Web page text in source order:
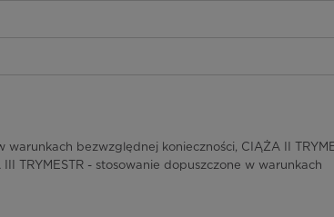
warunkach bezwzględnej konieczności, CIĄŻA II
TRYMESTR - stosowanie dopuszczone w warunkach